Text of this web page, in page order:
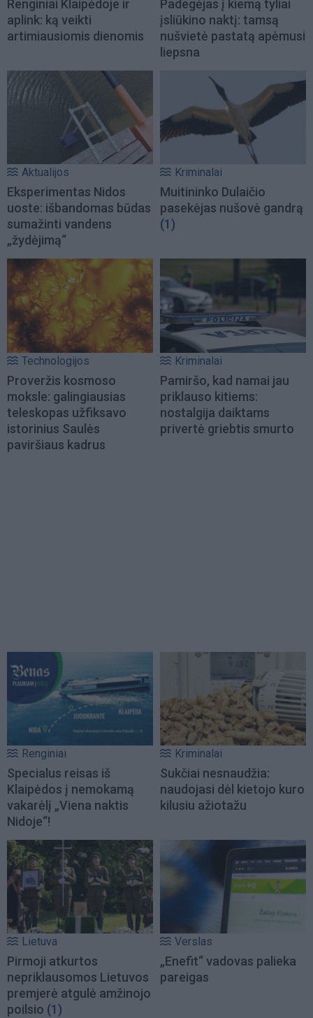
Renginiai Klaipėdoje ir
aplink: ką veikti
artimiausiomis dienomis
Padegėjas į kiemą tyliai
įsliūkino naktį: tamsą
nušvietė pastatą apėmusi
liepsna
Aktualijos
Eksperimentas Nidos
uoste: išbandomas būdas
sumažinti vandens
„žydėjimą“
Kriminalai
Muitininko Dulaičio
pasekėjas nušovė gandrą
(1)
Technologijos
Proveržis kosmoso
moksle: galingiausias
teleskopas užfiksavo
istorinius Saulės
paviršiaus kadrus
Kriminalai
Pamiršo, kad namai jau
priklauso kitiems:
nostalgija daiktams
privertė griebtis smurto
Renginiai
Specialus reisas iš
Klaipėdos į nemokamą
vakarėlį „Viena naktis
Nidoje“!
Kriminalai
Sukčiai nesnaudžia:
naudojasi dėl kietojo kuro
kilusiu ažiotažu
Lietuva
Pirmoji atkurtos
nepriklausomos Lietuvos
premjerė atgulė amžinojo
poilsio (1)
Verslas
„Enefit“ vadovas palieka
pareigas